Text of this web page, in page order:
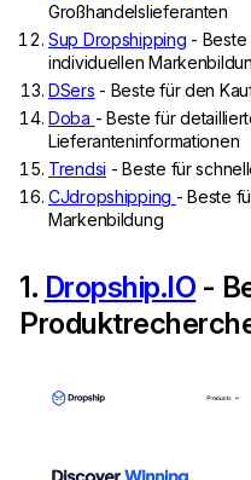
Großhandelslieferanten
Sup Dropshipping -
individuellen
DSers - Beste für den
Doba - Beste für
Lieferanteninformationen
Trendsi - Beste für
CJdropshipping - Beste
Markenbildung
1. Dropship.IO -